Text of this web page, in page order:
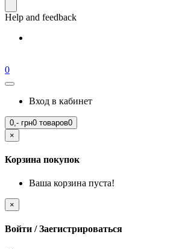
0
Вход в кабинет
0,- грн0 товаров0
×
Корзина покупок
Ваша корзина пуста!
×
Войти / Заегистрироваться